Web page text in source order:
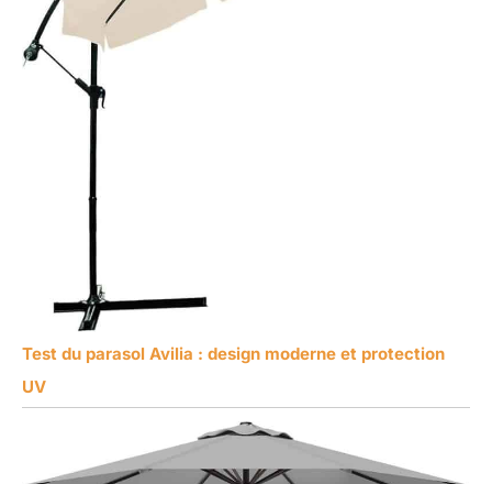
Test du parasol Avilia : design moderne et protection
UV